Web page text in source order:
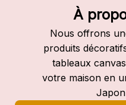
À
Nous offrons
produits
tableaux
votre maison en